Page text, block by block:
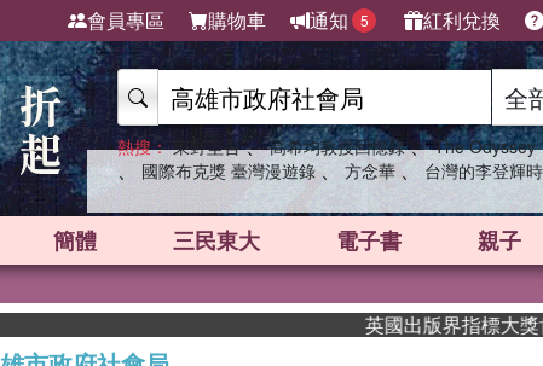
會員專區 購物車 通知 5 紅利兌換
熱搜： 東野圭吾 、 高希均教授回憶錄 、 The Odyssey
、 國際布克獎 臺灣漫遊錄 、 方念華 、 台灣的李登輝
簡體 三民東大 電子書 親子
英國出版界指標大獎肯定！